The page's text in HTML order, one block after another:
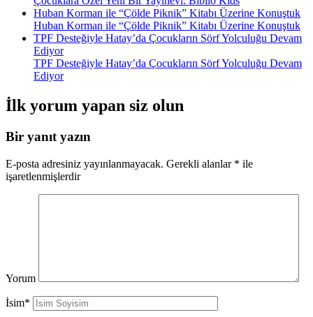
Huban Korman ile “Çölde Piknik” Kitabı Üzerine Konuştuk
Huban Korman ile “Çölde Piknik” Kitabı Üzerine Konuştuk
TPF Desteğiyle Hatay’da Çocukların Sörf Yolculuğu Devam
Ediyor
TPF Desteğiyle Hatay’da Çocukların Sörf Yolculuğu Devam
Ediyor
İlk yorum yapan siz olun
Bir yanıt yazın
E-posta adresiniz yayınlanmayacak. Gerekli alanlar * ile
işaretlenmişlerdir
Yorum
İsim*